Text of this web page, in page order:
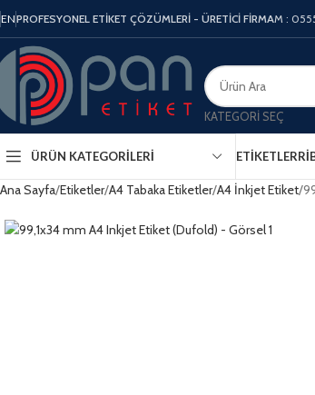
ENPROFESYONEL ETİKET ÇÖZÜMLERİ - ÜRETİCİ FİRMAM :
KATEGORI SEÇ
ÜRÜN KATEGORILERI ETIKETLER
Ana Sayfa Etiketler A4 Tabaka Etiketler A4 İnkjet Etiket